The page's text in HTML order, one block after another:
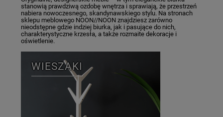
stanowią prawdziwą ozdobę wnętrza i sprawiają, że przestrzeń
nabiera nowoczesnego, skandynawskiego stylu. Na stronach
sklepu meblowego NOON//NOON znajdziesz zarówno
nieodstępne gdzie indziej biurka, jak i pasujące do nich,
charakterystyczne krzesła, a także rozmaite dekoracje i
oświetlenie.
WIESZAKI